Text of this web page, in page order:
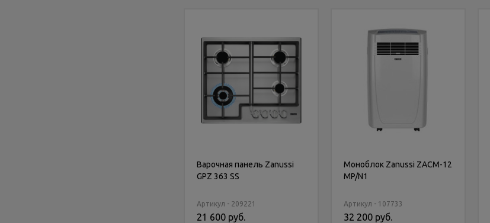
Варочная панель Zanussi
GPZ 363 SS
Артикул - 209221
21 600 руб.
Моноблок Zanussi ZACM-12
MP/N1
Артикул - 107733
32 200 руб.